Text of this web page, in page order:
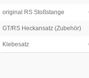
original RS Stoßstange
GT/RS Heckansatz (Zubehör)
Klebesatz